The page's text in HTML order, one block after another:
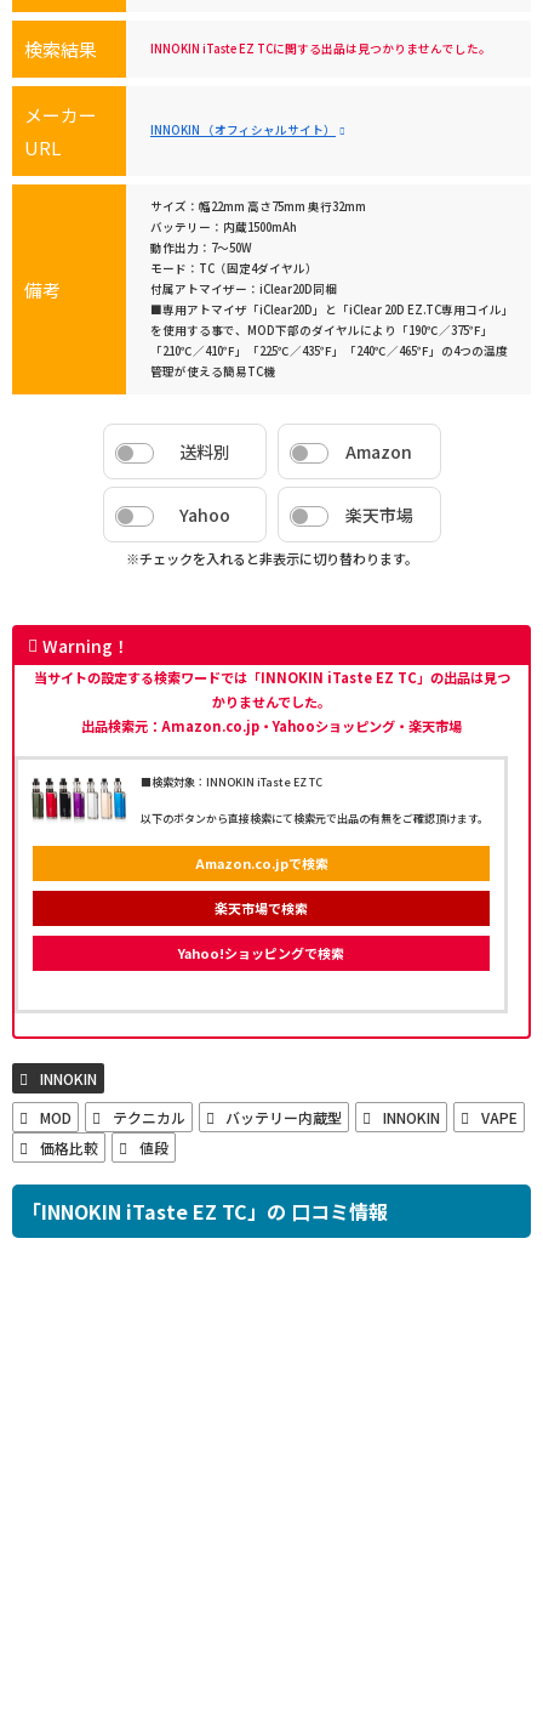
検索結果 INNOKIN iTaste EZ TCに関する出品は見つかりませんでした。
メーカー
URL
INNOKIN （オフィシャルサイト）
備考
サイズ：幅22mm 高さ75mm 奥行32mm
バッテリー：内蔵1500mAh
動作出力：7～50W
モード：TC（固定4ダイヤル）
付属アトマイザー：iClear20D同梱
■専用アトマイザ「iClear20D」と「iClear 20D EZ.TC専用コイル」
を使用する事で、MOD下部のダイヤルにより「190℃／375℉」
「210℃／410℉」「225℃／435℉」「240℃／465℉」の4つの温度
管理が使える簡易TC機
送料別 Amazon
Yahoo 楽天市場
※チェックを入れると非表示に切り替わります。
Warning！
当サイトの設定する検索ワードでは「INNOKIN iTaste EZ TC」の出品は見つ
かりませんでした。
出品検索元：Amazon.co.jp・Yahooショッピング・楽天市場
■検索対象：INNOKIN iTaste EZ TC
以下のボタンから直接検索にて検索元で出品の有無をご確認頂けます。
Amazon.co.jpで検索
楽天市場で検索
Yahoo!ショッピングで検索
INNOKIN
MOD
テクニカル バッテリー内蔵型 INNOKIN
VAPE
価格比較
値段
「INNOKIN iTaste EZ TC」の 口コミ情報